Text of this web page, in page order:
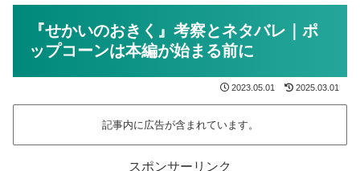
『せかいのおきく』考察とネタバレ｜ポ
ップコーンは本編が始まる前に
2023.05.01 2025.03.01
記事内に広告が含まれています。
スポンサーリンク